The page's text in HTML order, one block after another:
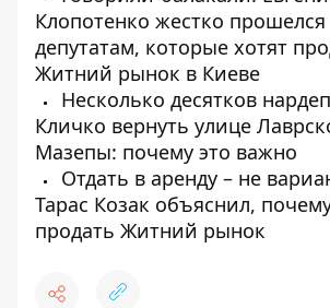
Клопотенко жестко
депутатам, которые хотят
Житний рынок в Киеве
Несколько десятков
Кличко вернуть улице
Мазепы: почему это важно
Отдать в аренду – не
Тарас Козак объяснил,
продать Житний рынок